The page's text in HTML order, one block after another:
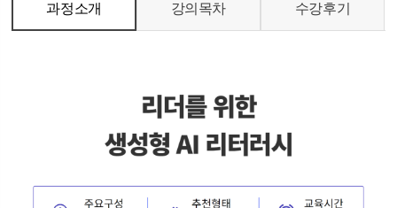
과정소개 강의목차 수강후기